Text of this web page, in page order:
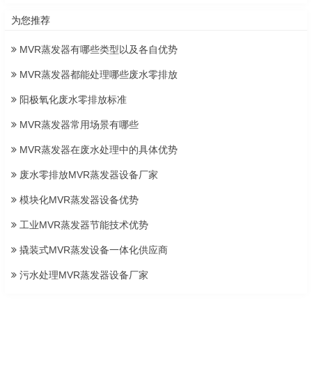
为您推荐
MVR蒸发器有哪些类型以及各自优势
MVR蒸发器都能处理哪些废水零排放
阳极氧化废水零排放标准
MVR蒸发器常用场景有哪些
MVR蒸发器在废水处理中的具体优势
废水零排放MVR蒸发器设备厂家
模块化MVR蒸发器设备优势
工业MVR蒸发器节能技术优势
撬装式MVR蒸发设备一体化供应商
污水处理MVR蒸发器设备厂家